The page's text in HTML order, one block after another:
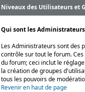
Niveaux des Utilisateurs et
Qui sont les
Les Administrateurs sont des
contrôle sur tout le forum.
du forum; ceci inclut le
la création de groupes
tous les pouvoirs de
Revenir en haut de page